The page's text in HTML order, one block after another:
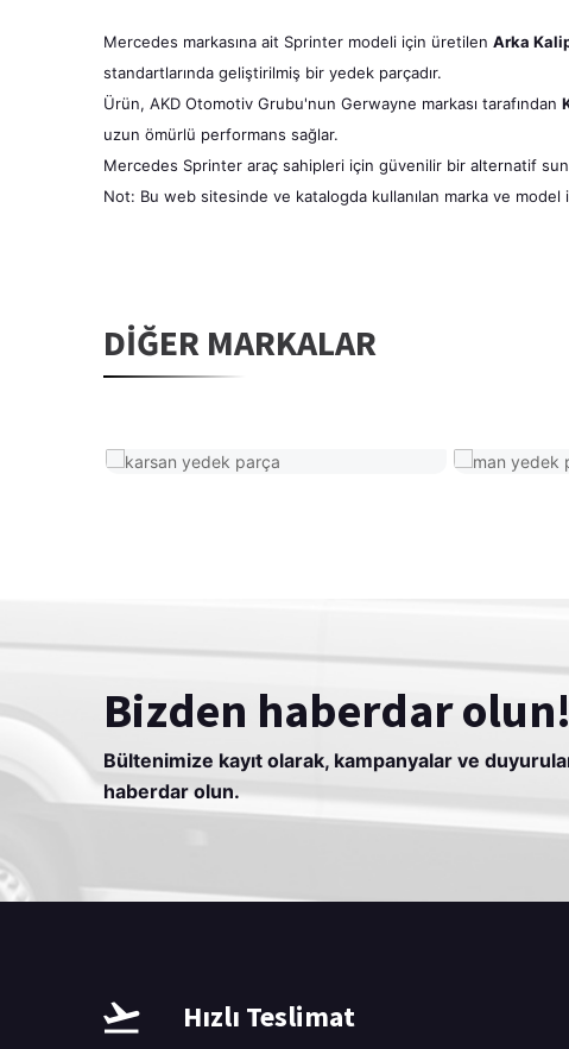
Mercedes markasına ait Sprinter modeli için üretilen Arka
standartlarında geliştirilmiş bir yedek parçadır.
Ürün, AKD Otomotiv Grubu'nun Gerwayne markası tarafından
uzun ömürlü performans sağlar.
Mercedes Sprinter araç sahipleri için güvenilir bir alternatif
Not: Bu web sitesinde ve katalogda kullanılan marka ve model
DIĞER MARKALAR
Bizden haberdar olun!
Bültenimize kayıt olarak, kampanyalar ve
haberdar olun.
Hızlı Teslimat